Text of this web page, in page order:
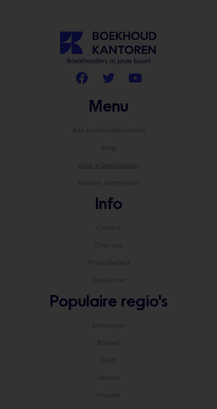
Boekhouders in jouw buurt
Menu
Alle boekhoudkantoren
Blog
Vind je boekhouder
Kantoor aanmelden
Info
Contact
Over ons
Privacybeleid
Disclaimer
Populaire regio's
Antwerpen
Brussel
Gent
Leuven
Hasselt